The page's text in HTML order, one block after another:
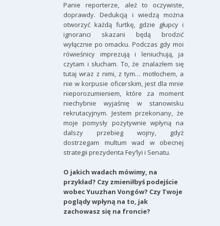
Panie reporterze, ależ to oczywiste,
doprawdy. Dedukcją i wiedzą można
otworzyć każdą furtkę, gdzie głupcy i
ignoranci skazani będą brodzić
wyłącznie po omacku. Podczas gdy moi
rówieśnicy imprezują i leniuchują, ja
czytam i słucham. To, że znalazłem się
tutaj wraz z nimi, z tym… motłochem, a
nie w korpusie oficerskim, jest dla mnie
nieporozumieniem, które za moment
niechybnie wyjaśnię w stanowisku
rekrutacyjnym. Jestem przekonany, że
moje pomysły pozytywnie wpłyną na
dalszy przebieg wojny, gdyż
dostrzegam multum wad w obecnej
strategii prezydenta Fey’lyi i Senatu.
O jakich wadach mówimy, na
przykład? Czy zmieniłbyś podejście
wobec Yuuzhan Vongów? Czy Twoje
poglądy wpłyną na to, jak
zachowasz się na froncie?